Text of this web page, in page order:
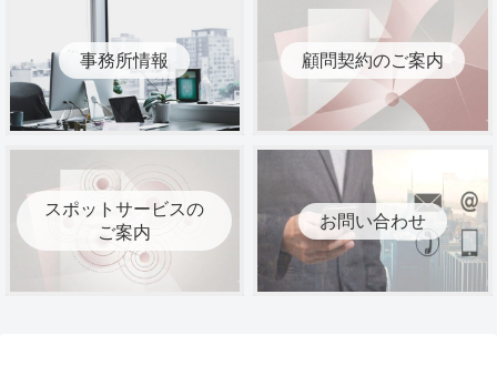
事務所情報 顧問契約のご案内
スポットサービスの
ご案内
お問い合わせ